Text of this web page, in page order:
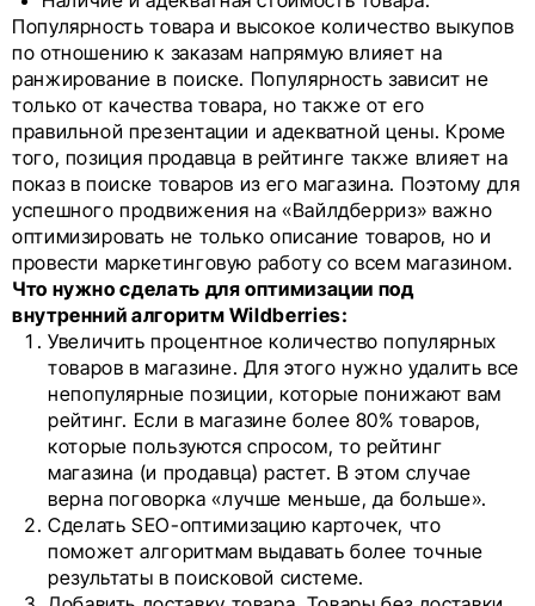
Популярность товара и высокое количество выкупов
по отношению к заказам напрямую влияет на
ранжирование в поиске. Популярность зависит не
только от качества товара, но также от его
правильной презентации и адекватной цены. Кроме
того, позиция продавца в рейтинге также влияет на
показ в поиске товаров из его магазина. Поэтому для
успешного продвижения на «Вайлдберриз» важно
оптимизировать не только описание товаров, но и
провести маркетинговую работу со всем магазином.
Что нужно сделать для оптимизации под
внутренний алгоритм Wildberries:
Увеличить процентное количество популярных
товаров в магазине. Для этого нужно удалить все
непопулярные позиции, которые понижают вам
рейтинг. Если в магазине более 80% товаров,
которые пользуются спросом, то рейтинг
магазина (и продавца) растет. В этом случае
верна поговорка «лучше меньше, да больше».
Сделать SEO-оптимизацию карточек, что
поможет алгоритмам выдавать более точные
результаты в поисковой системе.